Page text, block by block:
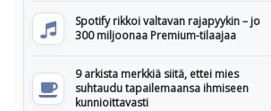
Spotify rikkoi valtavan rajapyykin – jo
300 miljoonaa Premium-tilaajaa
9 arkista merkkiä siitä, ettei mies
suhtaudu tapailemaansa ihmiseen
kunnioittavasti